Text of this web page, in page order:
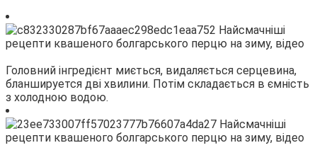
Головний інгредієнт миється, видаляється серцевина,
бланшируется дві хвилини. Потім складається в ємність
з холодною водою.